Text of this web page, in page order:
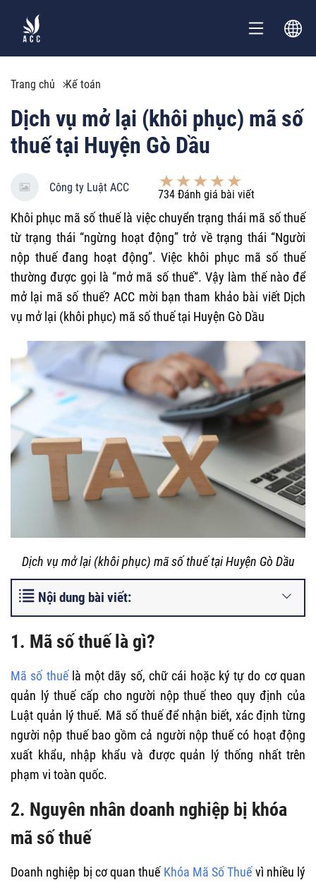
Trang chủ Kế toán
Dịch vụ mở lại (khôi phục) mã số
thuế tại Huyện Gò Dầu
Công ty Luật ACC
734 Đánh giá bài viết
Khôi phục mã số thuế là việc chuyển trạng thái mã số thuế
từ trạng thái “ngừng hoạt động” trở về trạng thái “Người
nộp thuế đang hoạt động”. Việc khôi phục mã số thuế
thường được gọi là “mở mã số thuế“. Vậy làm thế nào để
mở lại mã số thuế? ACC mời bạn tham khảo bài viết Dịch
vụ mở lại (khôi phục) mã số thuế tại Huyện Gò Dầu
Dịch vụ mở lại (khôi phục) mã số thuế tại Huyện Gò Dầu
Nội dung bài viết:
1. Mã số thuế là gì?
Mã số thuếlà một dãy số, chữ cái hoặc ký tự do cơ quan
quản lý thuế cấp cho người nộp thuế theo quy định của
Luật quản lý thuế. Mã số thuế để nhận biết, xác định từng
người nộp thuế bao gồm cả người nộp thuế có hoạt động
xuất khẩu, nhập khẩu và được quản lý thống nhất trên
phạm vi toàn quốc.
2. Nguyên nhân doanh nghiệp bị khóa
mã số thuế
Doanh nghiệp bị cơ quan thuế Khóa Mã Số Thuếvì nhiều lý